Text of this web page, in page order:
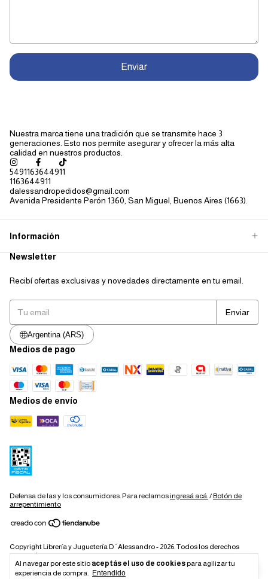
Al navegar por este sitio aceptás el uso de cookiespara agilizar tu
experiencia de compra. Entendido
Enviar
Nuestra marca tiene una tradición que se transmite hace 3
generaciones. Esto nos permite asegurar y ofrecer la más alta
calidad en nuestros productos.
5491163644911
1163644911
dalessandropedidos@gmail.com
Avenida Presidente Perón 1360, San Miguel, Buenos Aires (1663).
Información
Newsletter
Recibí ofertas exclusivas y novedades directamente en tu email.
Argentina (ARS)
Medios de pago
Medios de envío
Defensa de las y los consumidores. Para reclamosingresá acá. /Botón de
arrepentimiento
Copyright Librería y Juguetería D´Alessandro - 2026. Todos los derechos
reservados.